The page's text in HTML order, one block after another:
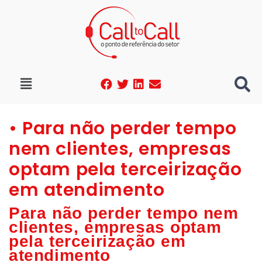
• Para não perder tempo
nem clientes, empresas
optam pela terceirização
em atendimento
Para não perder tempo nem
clientes, empresas optam
pela terceirização em
atendimento